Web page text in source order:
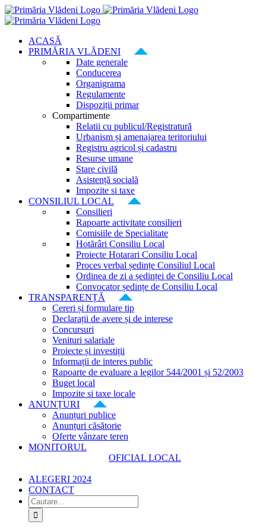
Skip
to
ACASĂ
PRIMĂRIA VLĂDENI
Date generale
Conducerea
Organigrama
Regulamente
Dispoziții primar
Compartimente
Relatii cu publicul/Registratură
Urbanism și amenajarea teritoriului
Registru agricol și cadastru
Resurse umane
Stare civilă
Asistență socială
Impozite si taxe
CONSILIUL LOCAL
Consilieri
Rapoarte activitate consilieri
Comisiile de Specialitate
Hotărâri Consiliu Local
Proiecte Hotarari Consiliu Local
Proces verbal ședințe Consiliul Local
Ordinea de zi a ședinței de Consiliu Local
Convocator ședințe de Consiliu Local
TRANSPARENȚĂ
Cereri și formulare tip
Declarații de avere și de interese
Concursuri
Venituri salariale
Proiecte și investiții
Informații de interes public
Rapoarte de evaluare a legilor 544/2001 și 52/2003
Buget local
Impozite si taxe locale
ANUNȚURI
Anunțuri publice
Anunțuri căsătorie
Oferte vânzare teren
MONITORUL
OFICIAL LOCAL
ALEGERI 2024
CONTACT
Cautare...